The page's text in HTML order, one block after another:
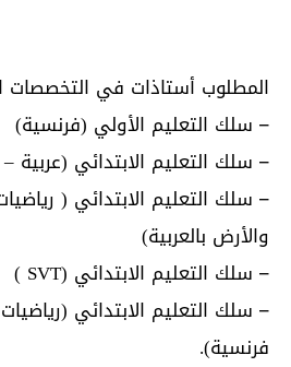
المطلوب أستاذات في التخصصات
– سلك التعليم الأولي (فرنسية)
– سلك التعليم الابتدائي (عربية
– سلك التعليم الابتدائي (
والأرض بالعربية)
– سلك التعليم الابتدائي (SVT )
– سلك التعليم الابتدائي
فرنسية).